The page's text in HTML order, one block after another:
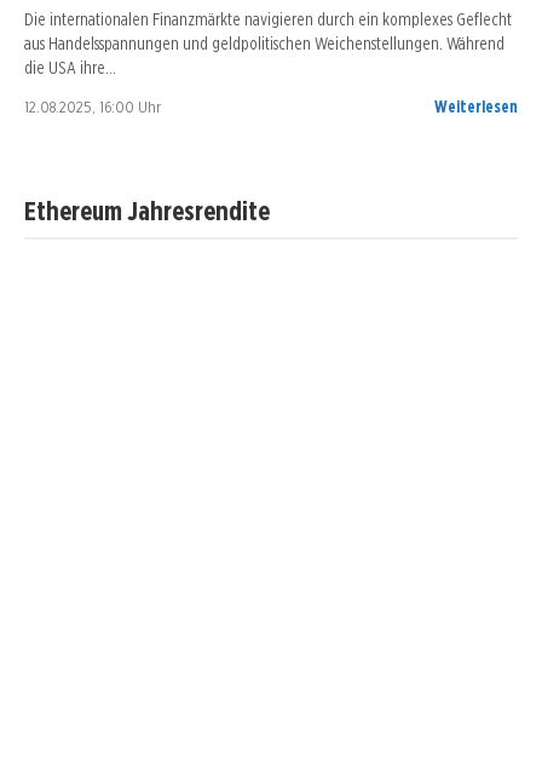
Die internationalen Finanzmärkte navigieren durch ein komplexes Geflecht
aus Handelsspannungen und geldpolitischen Weichenstellungen. Während
die USA ihre…
12.08.2025, 16:00 Uhr Weiterlesen
Ethereum Jahresrendite